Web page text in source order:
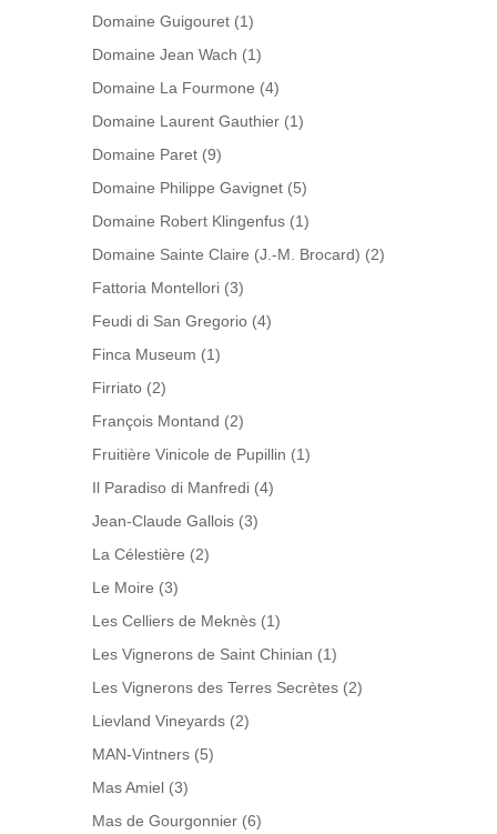
Domaine Guigouret (1)
Domaine Jean Wach (1)
Domaine La Fourmone (4)
Domaine Laurent Gauthier (1)
Domaine Paret (9)
Domaine Philippe Gavignet (5)
Domaine Robert Klingenfus (1)
Domaine Sainte Claire (J.-M. Brocard) (2)
Fattoria Montellori (3)
Feudi di San Gregorio (4)
Finca Museum (1)
Firriato (2)
François Montand (2)
Fruitière Vinicole de Pupillin (1)
Il Paradiso di Manfredi (4)
Jean-Claude Gallois (3)
La Célestière (2)
Le Moire (3)
Les Celliers de Meknès (1)
Les Vignerons de Saint Chinian (1)
Les Vignerons des Terres Secrètes (2)
Lievland Vineyards (2)
MAN-Vintners (5)
Mas Amiel (3)
Mas de Gourgonnier (6)